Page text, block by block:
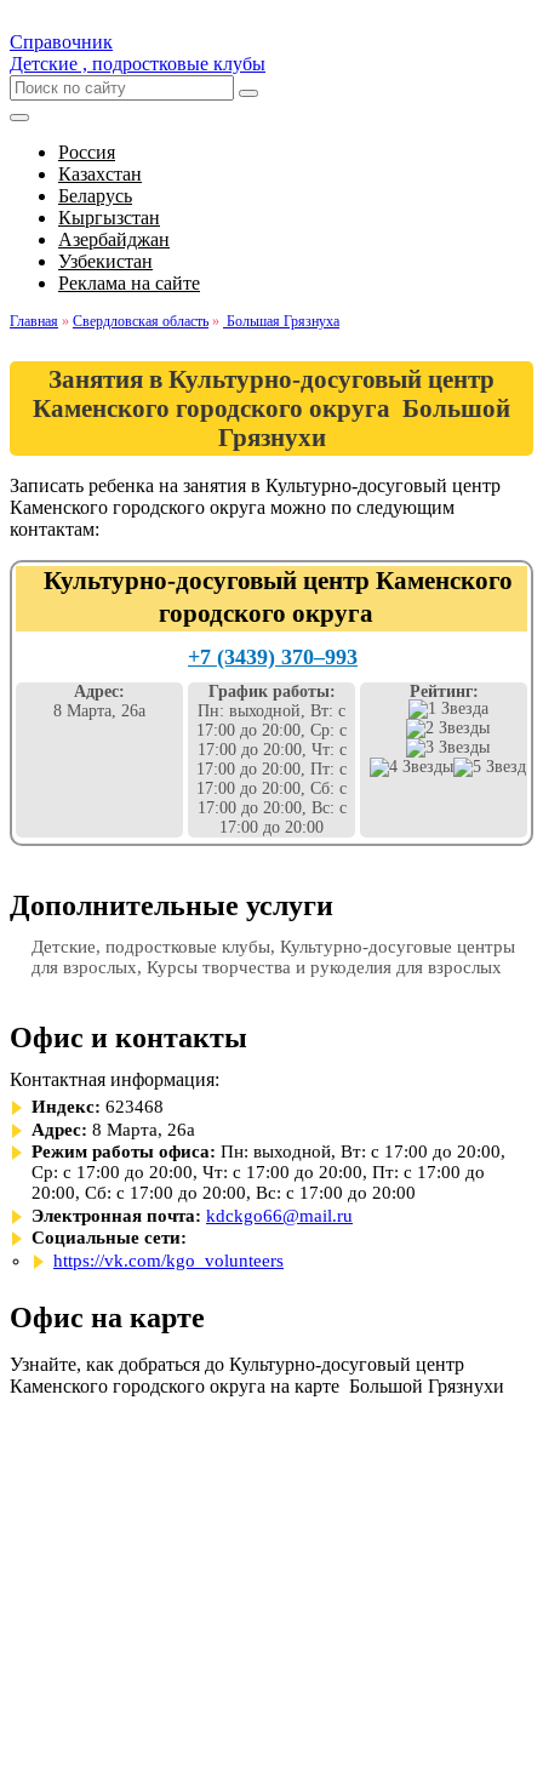
Справочник
Детские , подростковые клубы
Россия
Казахстан
Беларусь
Кыргызстан
Азербайджан
Узбекистан
Реклама на сайте
Главная » Свердловская область » Большая Грязнуха
Занятия в Культурно-досуговый центр
Каменского городского округа Большой
Грязнухи
Записать ребенка на занятия в Культурно-досуговый центр
Каменского городского округа можно по следующим
контактам:
Культурно-досуговый центр Каменского
городского округа
+7 (3439) 370‒993
Адрес:
8 Марта, 26а
График работы:
Пн: выходной, Вт: с
17:00 до 20:00, Ср: с
17:00 до 20:00, Чт: с
17:00 до 20:00, Пт: с
17:00 до 20:00, Сб: с
17:00 до 20:00, Вс: с
17:00 до 20:00
Рейтинг:
Дополнительные услуги
Детские, подростковые клубы, Культурно-досуговые центры
для взрослых, Курсы творчества и рукоделия для взрослых
Офис и контакты
Контактная информация:
Индекс: 623468
Адрес: 8 Марта, 26а
Режим работы офиса: Пн: выходной, Вт: с 17:00 до 20:00,
Ср: с 17:00 до 20:00, Чт: с 17:00 до 20:00, Пт: с 17:00 до
20:00, Сб: с 17:00 до 20:00, Вс: с 17:00 до 20:00
Электронная почта: kdckgo66@mail.ru
Социальные сети:
https://vk.com/kgo_volunteers
Офис на карте
Узнайте, как добраться до Культурно-досуговый центр
Каменского городского округа на карте Большой Грязнухи